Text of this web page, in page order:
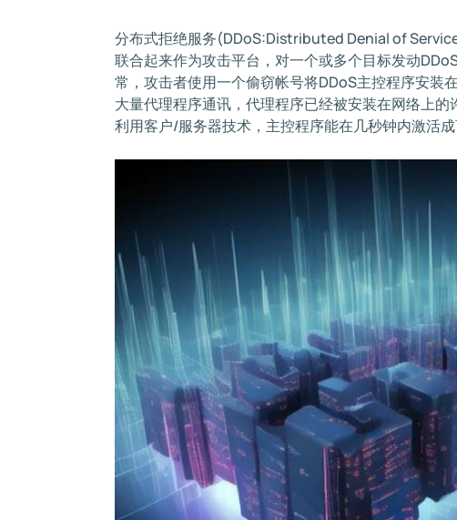
分布式拒绝服务(DDoS:Distributed Denial of
联合起来作为攻击平台，对一个或多个目标发动
常，攻击者使用一个偷窃帐号将DDoS主控程序安装
大量代理程序通讯，代理程序已经被安装在网络上的
利用客户/服务器技术，主控程序能在几秒钟内激活成